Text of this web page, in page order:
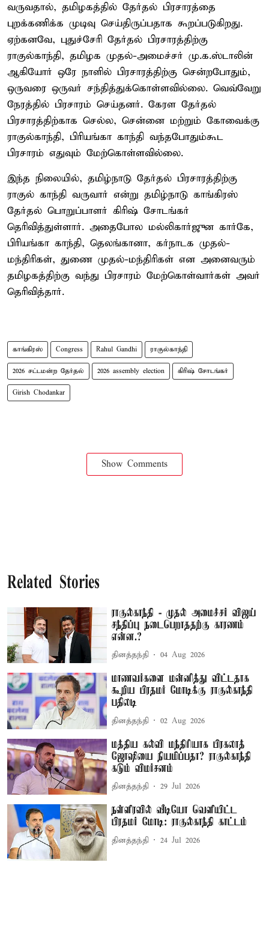
வருவதால், தமிழகத்தில் தேர்தல் பிரசாரத்தை
புறக்கணிக்க முடிவு செய்திருப்பதாக கூறப்படுகிறது.
ஏற்கனவே, புதுச்சேரி தேர்தல் பிரசாரத்திற்கு
ராகுல்காந்தி, தமிழக முதல்-அமைச்சர் மு.க.ஸ்டாலின்
ஆகியோர் ஒரே நாளில் பிரசாரத்திற்கு சென்றபோதும்,
ஒருவரை ஒருவர் சந்தித்துக்கொள்ளவில்லை. வெவ்வேறு
நேரத்தில் பிரசாரம் செய்தனர். கேரள தேர்தல்
பிரசாரத்திற்காக செல்ல, சென்னை மற்றும் கோவைக்கு
ராகுல்காந்தி, பிரியங்கா காந்தி வந்தபோதும்கூட
பிரசாரம் எதுவும் மேற்கொள்ளவில்லை.
இந்த நிலையில், தமிழ்நாடு தேர்தல் பிரசாரத்திற்கு
ராகுல் காந்தி வருவார் என்று தமிழ்நாடு காங்கிரஸ்
தேர்தல் பொறுப்பாளர் கிரிஷ் சோடங்கர்
தெரிவித்துள்ளார். அதைபோல மல்லிகார்ஜுன கார்கே,
பிரியங்கா காந்தி, தெலங்கானா, கர்நாடக முதல்-
மந்திரிகள், துணை முதல்-மந்திரிகள் என அனைவரும்
தமிழகத்திற்கு வந்து பிரசாரம் மேற்கொள்வார்கள் அவர்
தெரிவித்தார்.
காங்கிரஸ் Congress Rahul Gandhi ராகுல்காந்தி
2026 சட்டமன்ற தேர்தல் 2026 assembly election கிரிஷ் சோடங்கர்
Girish Chodankar
Show Comments
Related Stories
ராகுல்காந்தி - முதல் அமைச்சர் விஜய்
சந்திப்பு நடைபெறாததற்கு காரணம்
என்ன.?
தினத்தந்தி 04 Aug 2026
மாணவர்களை மன்னித்து விட்டதாக
கூறிய பிரதமர் மோடிக்கு ராகுல்காந்தி
பதிலடி
தினத்தந்தி 02 Aug 2026
மத்திய கல்வி மந்திரியாக பிரகலாத்
ஜோஷியை நியமிப்பதா? ராகுல்காந்தி
கடும் விமர்சனம்
தினத்தந்தி 29 Jul 2026
நள்ளிரவில் வீடியோ வெளியிட்ட
பிரதமர் மோடி: ராகுல்காந்தி காட்டம்
தினத்தந்தி 24 Jul 2026